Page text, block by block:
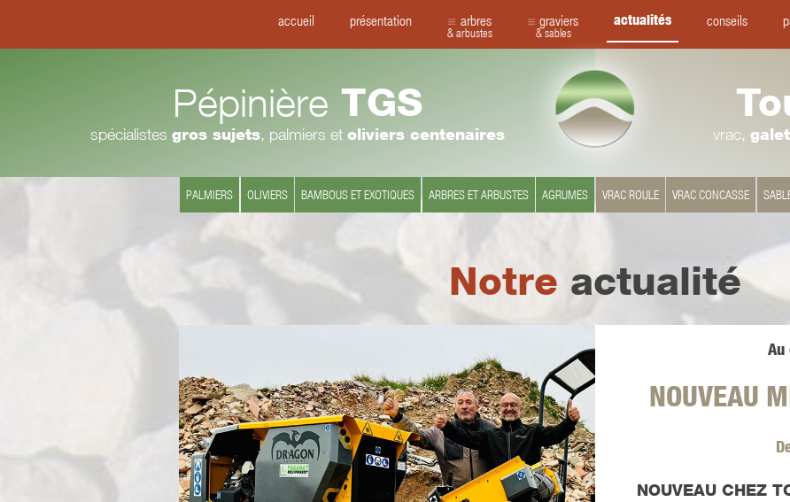
accueil présentation arbres
& arbustes
graviers
& sables
actualités conseils
Pépinière TGS
spécialistes gros sujets, palmiers et oliviers centenaires vrac,
PALMIERS OLIVIERS BAMBOUS ET EXOTIQUES ARBRES ET ARBUSTES AGRUMES VRAC ROULE VRAC CONCASSE
Notre actualité
Au
NOUVEAU
NOUVEAU CHEZ